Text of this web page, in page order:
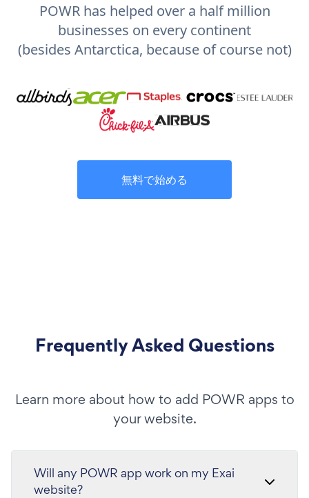
POWR has helped over a half million
businesses on every continent
(besides Antarctica, because of course not)
無料で始める
Frequently Asked Questions
Learn more about how to add POWR apps to
your website.
Will any POWR app work on my Exai
website?